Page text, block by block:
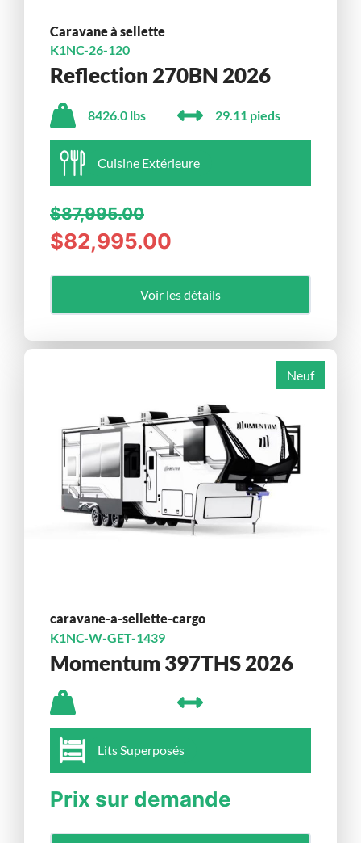
Caravane à sellette
K1NC-26-120
Reflection 270BN 2026
8426.0 lbs 29.11 pieds
Cuisine Extérieure
$87,995.00
$82,995.00
Voir les détails
Neuf
caravane-a-sellette-cargo
K1NC-W-GET-1439
Momentum 397THS 2026
Lits Superposés
Prix sur demande